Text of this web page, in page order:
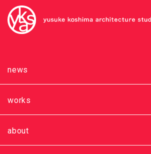
news
works
about